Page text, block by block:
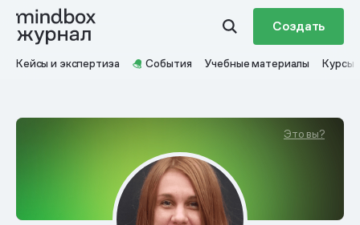
Создать
Кейсы и экспертиза События Учебные материалы Курсы
Это вы?